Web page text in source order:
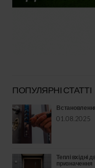
ПОПУЛЯРНІ СТАТТІ
01.08.2025
Теплі вхідні
призначення